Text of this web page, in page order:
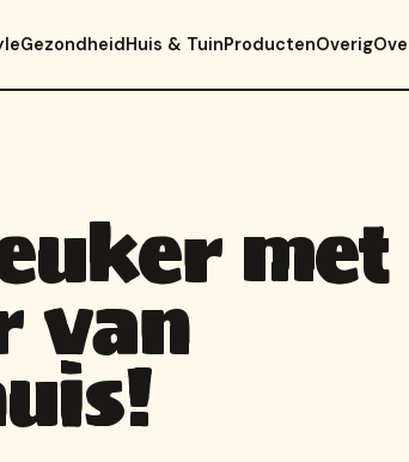
GezondheidHuis & TuinProductenOverig
met
van